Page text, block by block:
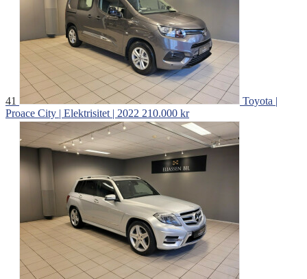
41
Toyota |
Proace City | Elektrisitet | 2022 210.000 kr